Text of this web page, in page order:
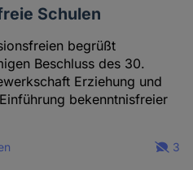
Schulen
begrüßt
Beschluss des 30.
Erziehung und
bekenntnisfreier
3